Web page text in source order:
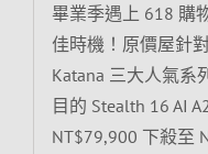
畢業季遇上 618 購
佳時機！原價屋針
Katana 三大人氣系
目的 Stealth 16 AI
NT$79,900 下殺至